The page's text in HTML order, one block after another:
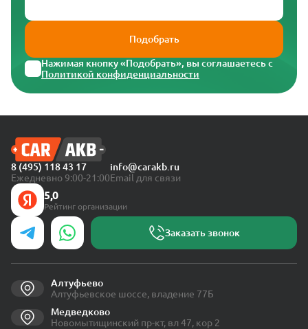
Подобрать
Нажимая кнопку «Подобрать», вы соглашаетесь с
Политикой конфиденциальности
8 (495) 118 43 17
Ежедневно 9:00-21:00
info@carakb.ru
Email для связи
5,0
Рейтинг организации
Заказать звонок
Алтуфьево
Алтуфьевское шоссе, владение 77Б
Медведково
Новомытищинский пр-кт, вл 47, кор 2